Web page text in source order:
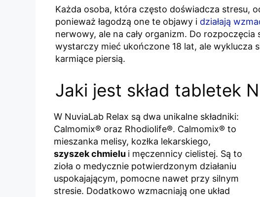
Każda osoba, która często doświadcza stresu,
ponieważ łagodzą one te objawy i działają
nerwowy, ale na cały organizm. Do rozpoczęcia
wystarczy mieć ukończone 18 lat, ale wyklucza
karmiące piersią.
Jaki jest skład tabletek
W NuviaLab Relax są dwa unikalne składniki:
Calmomix® oraz Rhodiolife®. Calmomix® to
mieszanka melisy, kozłka lekarskiego,
szyszek chmielu i męczennicy cielistej. Są to
zioła o medycznie potwierdzonym działaniu
uspokajającym, pomocne nawet przy silnym
stresie. Dodatkowo wzmacniają one układ